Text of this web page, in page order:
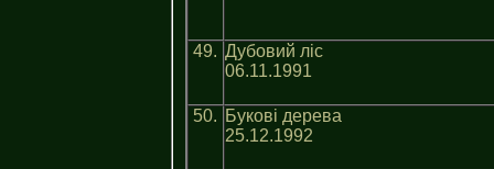
49. Дубовий ліс
06.11.1991
50. Букові дерева
25.12.1992